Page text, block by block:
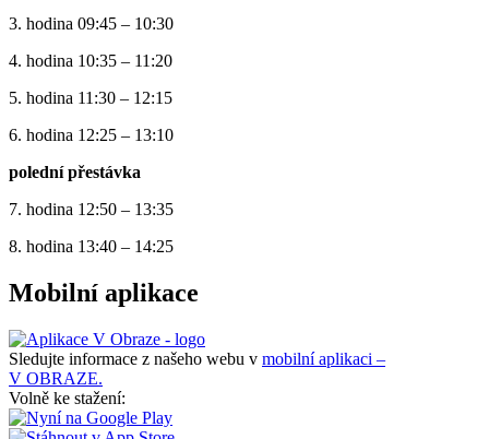
3. hodina 09:45 – 10:30
4. hodina 10:35 – 11:20
5. hodina 11:30 – 12:15
6. hodina 12:25 – 13:10
polední přestávka
7. hodina 12:50 – 13:35
8. hodina 13:40 – 14:25
Mobilní aplikace
Sledujte informace z našeho webu v mobilní aplikaci –
V OBRAZE.
Volně ke stažení: